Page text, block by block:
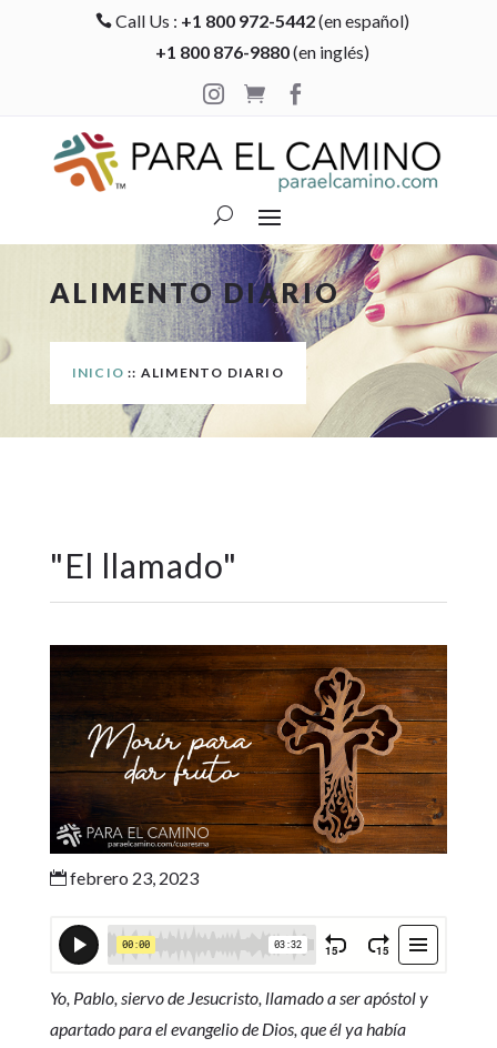
 Call Us : +1 800 972-5442(en español)
+1 800 876-9880(en inglés)

 
ALIMENTO DIARIO
INICIO :: ALIMENTO DIARIO
"El llamado"
febrero 23, 2023
Yo, Pablo, siervo de Jesucristo, llamado a ser apóstol y
apartado para el evangelio de Dios, que él ya había